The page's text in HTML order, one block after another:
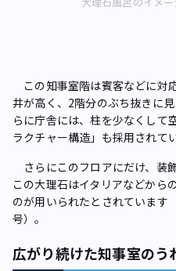
この知事室階は賓客などに対
井が高く、2階分のぶち抜きに
らに庁舎には、柱を少なくして
ラクチャー構造」も採用されて
さらにこのフロアにだけ、装
この大理石はイタリアなどから
のが用いられたとされています
号）。
広がり続けた知事室のう